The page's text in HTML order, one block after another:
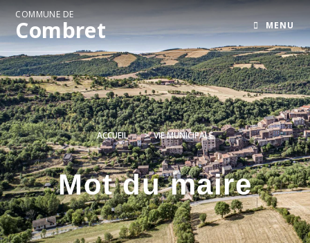
COMMUNE DE
Combret MENU
ACCUEIL > VIE MUNICIPALE
Mot du maire